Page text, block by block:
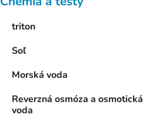
triton
Soľ
Morská voda
Reverzná osmóza a osmotická
voda